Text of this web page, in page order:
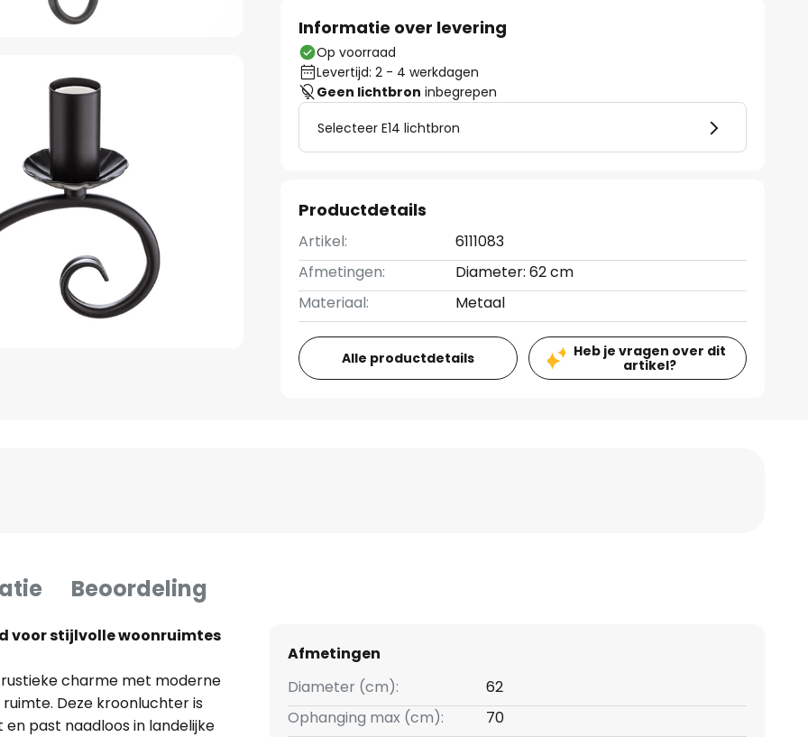
Informatie over levering
Op voorraad
Levertijd: 2 - 4 werkdagen
Geen lichtbron inbegrepen
Selecteer E14 lichtbron
Productdetails
Artikel:
6111083
Afmetingen:
Diameter: 62 cm
Materiaal:
Metaal
Alle productdetails
Heb je vragen over dit
artikel?
Beoordeling
voor stijlvolle woonruimtes
charme met moderne
Deze kroonluchter is
past naadloos in landelijke
Afmetingen
Diameter (cm):
62
Ophanging max (cm):
70